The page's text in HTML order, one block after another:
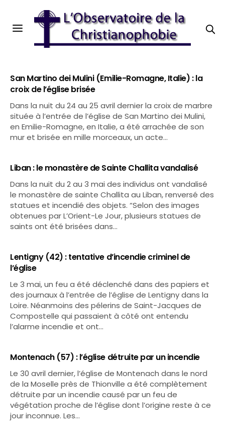
San Martino dei Mulini (Emilie-Romagne, Italie) : la
croix de l’église brisée
Dans la nuit du 24 au 25 avril dernier la croix de marbre
située à l’entrée de l’église de San Martino dei Mulini,
en Emilie-Romagne, en Italie, a été arrachée de son
mur et brisée en mille morceaux, un acte…
Liban : le monastère de Sainte Challita vandalisé
Dans la nuit du 2 au 3 mai des individus ont vandalisé
le monastère de sainte Challita au Liban, renversé des
statues et incendié des objets. “Selon des images
obtenues par L’Orient-Le Jour, plusieurs statues de
saints ont été brisées dans…
Lentigny (42) : tentative d’incendie criminel de
l’église
Le 3 mai, un feu a été déclenché dans des papiers et
des journaux à l’entrée de l’église de Lentigny dans la
Loire. Néanmoins des pélerins de Saint-Jacques de
Compostelle qui passaient à côté ont entendu
l’alarme incendie et ont…
Montenach (57) : l’église détruite par un incendie
Le 30 avril dernier, l’église de Montenach dans le nord
de la Moselle près de Thionville a été complètement
détruite par un incendie causé par un feu de
végétation proche de l’église dont l’origine reste à ce
jour inconnue. Les…